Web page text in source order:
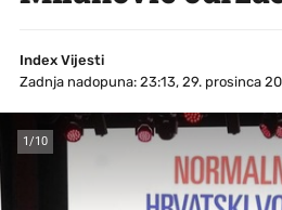
Index Vijesti
Zadnja nadopuna: 23:13, 29. prosinca
1/10